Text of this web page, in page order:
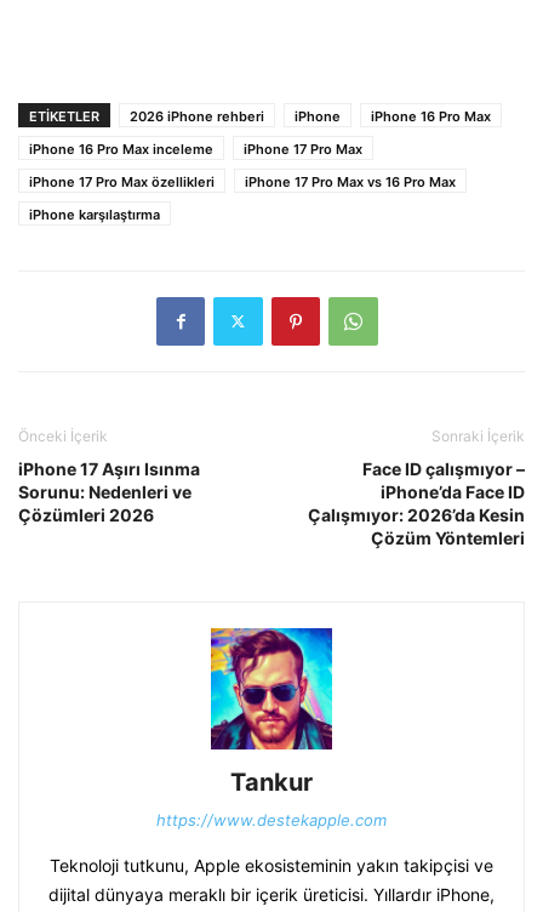
ETIKETLER 2026 iPhone rehberi iPhone
iPhone 16 Pro Max
iPhone 16 Pro Max inceleme
iPhone 17 Pro Max
iPhone 17 Pro Max özellikleri
iPhone 17 Pro Max vs 16 Pro Max
iPhone karşılaştırma
Önceki İçerik
iPhone 17 Aşırı Isınma
Sorunu: Nedenleri ve
Çözümleri 2026
Sonraki İçerik
Face ID çalışmıyor –
iPhone’da Face ID
Çalışmıyor: 2026’da Kesin
Çözüm Yöntemleri
Tankur
https://www.destekapple.com
Teknoloji tutkunu, Apple ekosisteminin yakın takipçisi ve
dijital dünyaya meraklı bir içerik üreticisi. Yıllardır iPhone,